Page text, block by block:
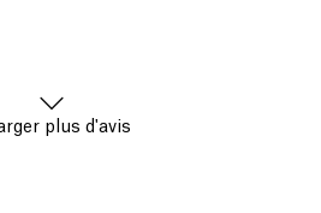
plus d'avis